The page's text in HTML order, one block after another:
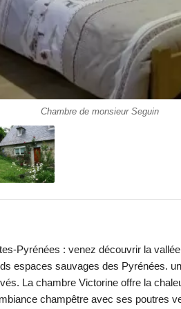
Chambre de monsieur Seguin
Pyrénées : venez découvrir la
espaces sauvages des Pyrénées.
La chambre Victorine offre la
champêtre avec ses poutres